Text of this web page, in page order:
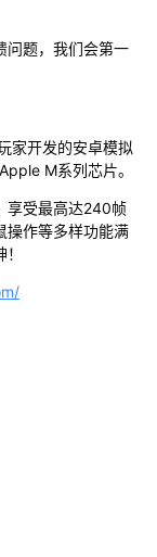
问题，我们会第一
家开发的安卓模拟
M系列芯片。
享受最高达240帧
操作等多样功能满